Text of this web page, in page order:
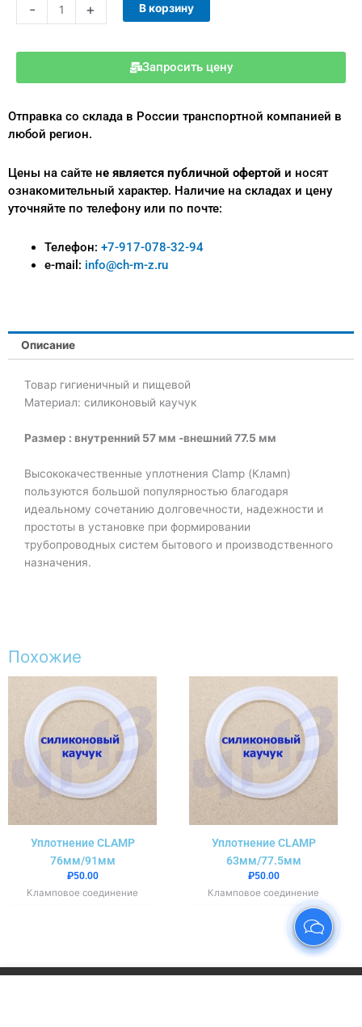
- + В корзину
Запросить цену
Отправка со склада в России транспортной компанией в
любой регион.
Цены на сайте не является публичной офертой и носят
ознакомительный характер. Наличие на складах и цену
уточняйте по телефону или по почте:
Телефон: +7-917-078-32-94
e-mail: info@ch-m-z.ru
Описание
Товар гигиеничный и пищевой
Материал: силиконовый каучук
Размер : внутренний 57 мм -внешний 77.5 мм
Высококачественные уплотнения Clamp (Кламп)
пользуются большой популярностью благодаря
идеальному сочетанию долговечности, надежности и
простоты в установке при формировании
трубопроводных систем бытового и производственного
назначения.
Похожие
Уплотнение CLAMP
76мм/91мм
₽50.00
Кламповое соединение
Уплотнение CLAMP
63мм/77.5мм
₽50.00
Кламповое соединение